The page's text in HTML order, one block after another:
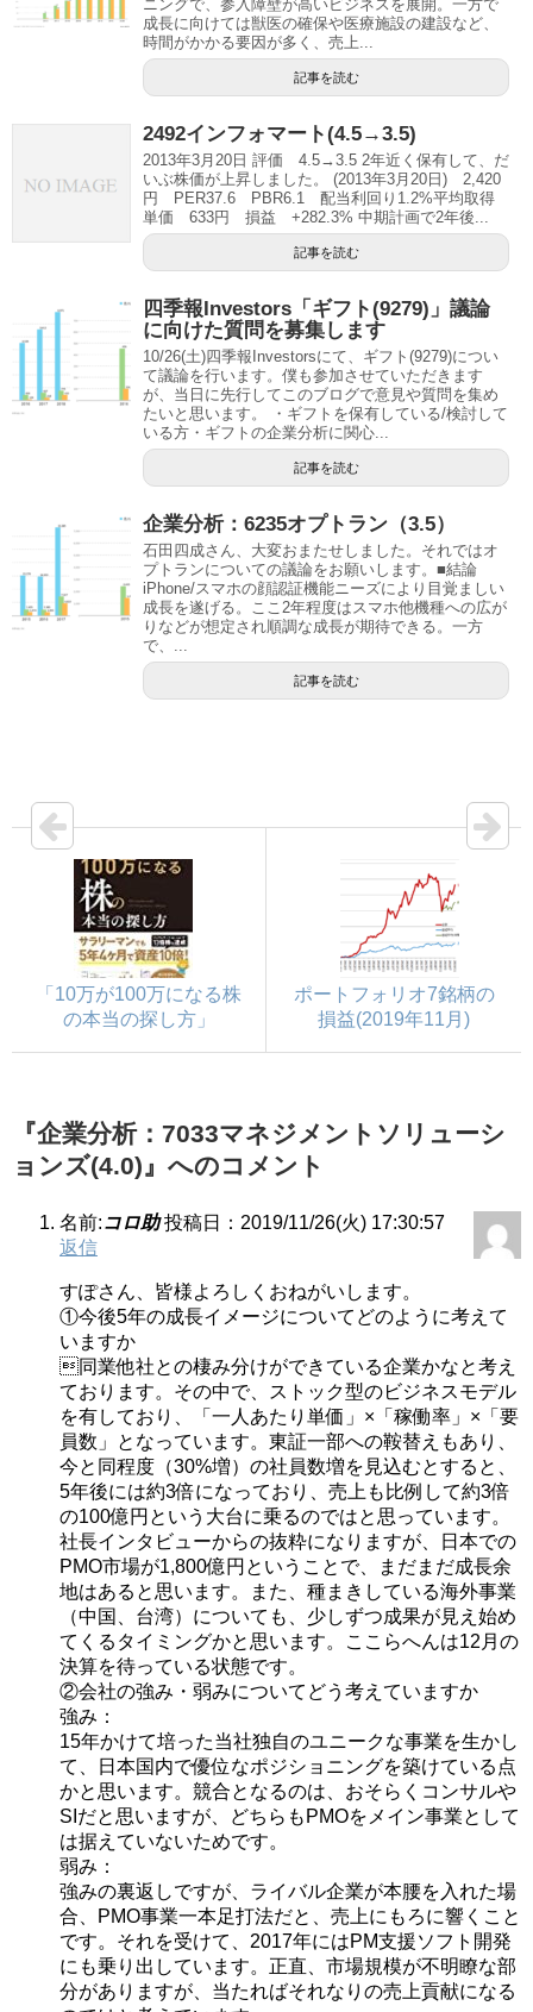
ニングで、参入障壁が高いビジネスを展開。一方で
成長に向けては獣医の確保や医療施設の建設など、
時間がかかる要因が多く、売上...
記事を読む
2492インフォマート(4.5→3.5)
2013年3月20日 評価 4.5→3.5 2年近く保有して、だ
いぶ株価が上昇しました。 (2013年3月20日) 2,420
円 PER37.6 PBR6.1 配当利回り1.2%平均取得
単価 633円 損益 +282.3% 中期計画で2年後...
記事を読む
四季報Investors「ギフト(9279)」議論
に向けた質問を募集します
10/26(土)四季報Investorsにて、ギフト(9279)につい
て議論を行います。僕も参加させていただきます
が、当日に先行してこのブログで意見や質問を集め
たいと思います。 ・ギフトを保有している/検討して
いる方・ギフトの企業分析に関心...
記事を読む
企業分析：6235オプトラン（3.5）
石田四成さん、大変おまたせしました。それではオ
プトランについての議論をお願いします。■結論
iPhone/スマホの顔認証機能ニーズにより目覚ましい
成長を遂げる。ここ2年程度はスマホ他機種への広が
りなどが想定され順調な成長が期待できる。一方
で、...
記事を読む
「10万が100万になる株
の本当の探し方」
ポートフォリオ7銘柄の
損益(2019年11月)
『企業分析：7033マネジメントソリューシ
ョンズ(4.0)』へのコメント
名前:コロ助 投稿日：2019/11/26(火) 17:30:57
返信
すぽさん、皆様よろしくおねがいします。
①今後5年の成長イメージについてどのように考えて
いますか
同業他社との棲み分けができている企業かなと考え
ております。その中で、ストック型のビジネスモデル
を有しており、「一人あたり単価」×「稼働率」×「要
員数」となっています。東証一部への鞍替えもあり、
今と同程度（30%増）の社員数増を見込むとすると、
5年後には約3倍になっており、売上も比例して約3倍
の100億円という大台に乗るのではと思っています。
社長インタビューからの抜粋になりますが、日本での
PMO市場が1,800億円ということで、まだまだ成長余
地はあると思います。また、種まきしている海外事業
（中国、台湾）についても、少しずつ成果が見え始め
てくるタイミングかと思います。ここらへんは12月の
決算を待っている状態です。
②会社の強み・弱みについてどう考えていますか
強み：
15年かけて培った当社独自のユニークな事業を生かし
て、日本国内で優位なポジショニングを築けている点
かと思います。競合となるのは、おそらくコンサルや
SIだと思いますが、どちらもPMOをメイン事業として
は据えていないためです。
弱み：
強みの裏返しですが、ライバル企業が本腰を入れた場
合、PMO事業一本足打法だと、売上にもろに響くこと
です。それを受けて、2017年にはPM支援ソフト開発
にも乗り出しています。正直、市場規模が不明瞭な部
分がありますが、当たればそれなりの売上貢献になる